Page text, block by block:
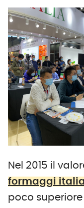
Nel 2015 il
formaggi
poco superiore